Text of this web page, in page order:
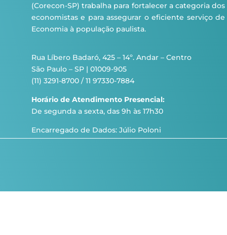
(Corecon-SP) trabalha para fortalecer a categoria dos
economistas e para assegurar o eficiente serviço de
Economia à população paulista.
Rua Líbero Badaró, 425 – 14º. Andar – Centro
São Paulo – SP | 01009-905
(11) 3291-8700 / 11 97330-7884
Horário de Atendimento Presencial:
De segunda a sexta, das 9h às 17h30
Encarregado de Dados: Júlio Poloni